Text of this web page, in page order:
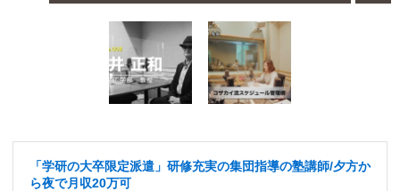
「学研の大卒限定派遣」研修充実の集団指導の塾講師/夕方か
ら夜で月収20万可